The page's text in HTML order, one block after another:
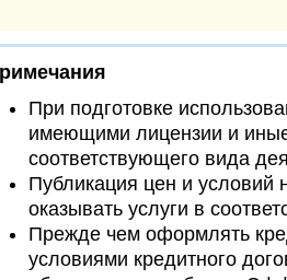
При подготовке
имеющими лицензии и
соответствующего вида
Публикация цен и условий
оказывать услуги в
Прежде чем оформлять
условиями кредитного